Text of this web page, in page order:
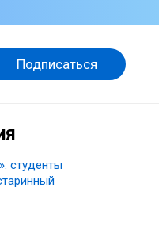
Подписаться
студенты